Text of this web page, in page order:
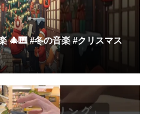
🎄🎹 #冬の音楽 #クリスマス